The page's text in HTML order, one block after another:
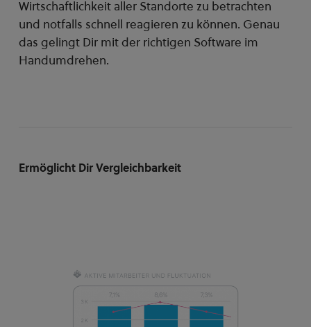
Wirtschaftlichkeit aller Standorte zu betrachten
und notfalls schnell reagieren zu können. Genau
das gelingt Dir mit der richtigen Software im
Handumdrehen.
Ermöglicht Dir Vergleichbarkeit